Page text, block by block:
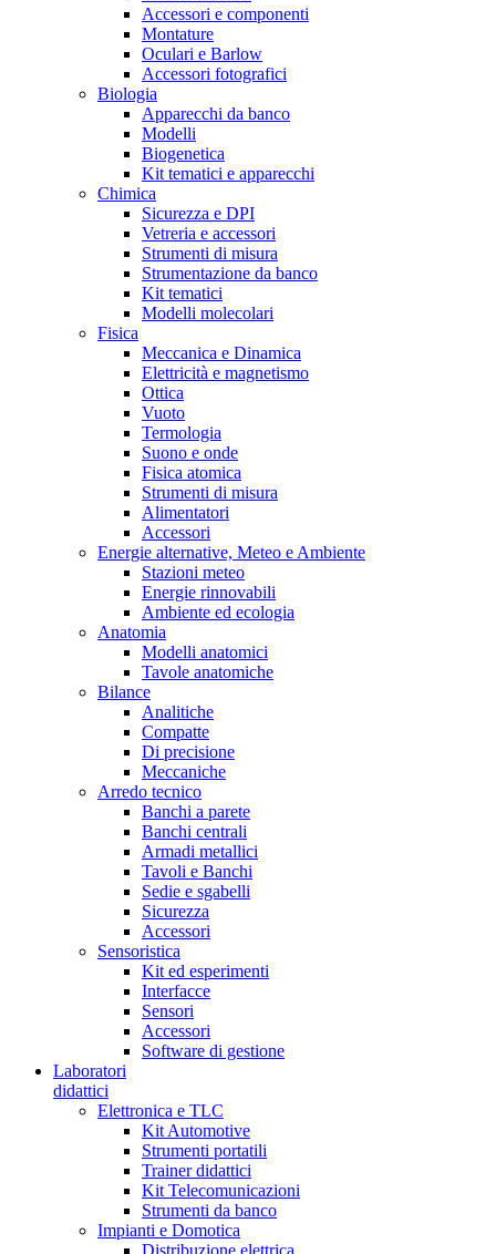
Accessori e componenti
Montature
Oculari e Barlow
Accessori fotografici
Biologia
Apparecchi da banco
Modelli
Biogenetica
Kit tematici e apparecchi
Chimica
Sicurezza e DPI
Vetreria e accessori
Strumenti di misura
Strumentazione da banco
Kit tematici
Modelli molecolari
Fisica
Meccanica e Dinamica
Elettricità e magnetismo
Ottica
Vuoto
Termologia
Suono e onde
Fisica atomica
Strumenti di misura
Alimentatori
Accessori
Energie alternative, Meteo e Ambiente
Stazioni meteo
Energie rinnovabili
Ambiente ed ecologia
Anatomia
Modelli anatomici
Tavole anatomiche
Bilance
Analitiche
Compatte
Di precisione
Meccaniche
Arredo tecnico
Banchi a parete
Banchi centrali
Armadi metallici
Tavoli e Banchi
Sedie e sgabelli
Sicurezza
Accessori
Sensoristica
Kit ed esperimenti
Interfacce
Sensori
Accessori
Software di gestione
Laboratori
didattici
Elettronica e TLC
Kit Automotive
Strumenti portatili
Trainer didattici
Kit Telecomunicazioni
Strumenti da banco
Impianti e Domotica
Distribuzione elettrica